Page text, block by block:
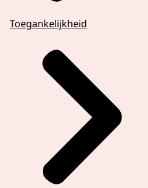
Toegankelijkheid